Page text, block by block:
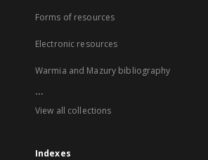
Forms of resources
Electronic resources
Warmia and Mazury bibliography
...
View all collections
Indexes